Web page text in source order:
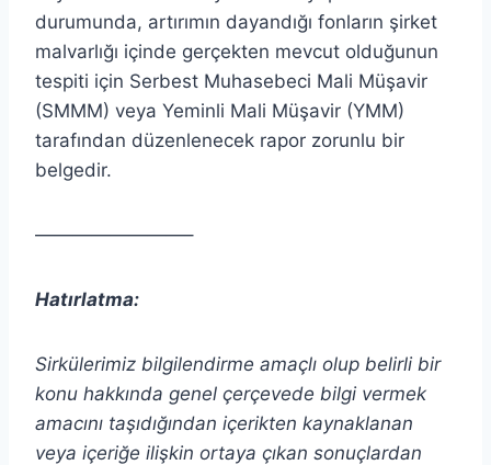
durumunda, artırımın dayandığı fonların şirket
malvarlığı içinde gerçekten mevcut olduğunun
tespiti için Serbest Muhasebeci Mali Müşavir
(SMMM) veya Yeminli Mali Müşavir (YMM)
tarafından düzenlenecek rapor zorunlu bir
belgedir.
————————–
Hatırlatma:
Sirkülerimiz bilgilendirme amaçlı olup belirli bir
konu hakkında genel çerçevede bilgi vermek
amacını taşıdığından içerikten kaynaklanan
veya içeriğe ilişkin ortaya çıkan sonuçlardan